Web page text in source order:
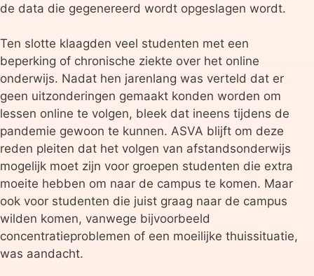
de data die gegenereerd wordt opgeslagen wordt.
Ten slotte klaagden veel studenten met een
beperking of chronische ziekte over het online
onderwijs. Nadat hen jarenlang was verteld dat er
geen uitzonderingen gemaakt konden worden om
lessen online te volgen, bleek dat ineens tijdens de
pandemie gewoon te kunnen. ASVA blijft om deze
reden pleiten dat het volgen van afstandsonderwijs
mogelijk moet zijn voor groepen studenten die extra
moeite hebben om naar de campus te komen. Maar
ook voor studenten die juist graag naar de campus
wilden komen, vanwege bijvoorbeeld
concentratieproblemen of een moeilijke thuissituatie,
was aandacht.